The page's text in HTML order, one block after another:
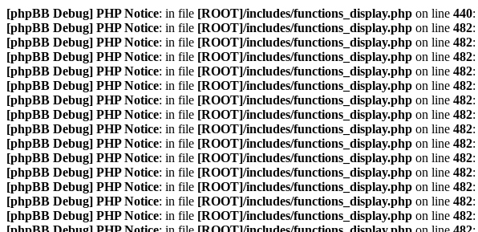
[phpBB Debug] PHP Notice: in file [ROOT]/includes/functions_display.php on line 440:
[phpBB Debug] PHP Notice: in file [ROOT]/includes/functions_display.php on line 482:
[phpBB Debug] PHP Notice: in file [ROOT]/includes/functions_display.php on line 482:
[phpBB Debug] PHP Notice: in file [ROOT]/includes/functions_display.php on line 482:
[phpBB Debug] PHP Notice: in file [ROOT]/includes/functions_display.php on line 482:
[phpBB Debug] PHP Notice: in file [ROOT]/includes/functions_display.php on line 482:
[phpBB Debug] PHP Notice: in file [ROOT]/includes/functions_display.php on line 482:
[phpBB Debug] PHP Notice: in file [ROOT]/includes/functions_display.php on line 482:
[phpBB Debug] PHP Notice: in file [ROOT]/includes/functions_display.php on line 482:
[phpBB Debug] PHP Notice: in file [ROOT]/includes/functions_display.php on line 482:
[phpBB Debug] PHP Notice: in file [ROOT]/includes/functions_display.php on line 482:
[phpBB Debug] PHP Notice: in file [ROOT]/includes/functions_display.php on line 482:
[phpBB Debug] PHP Notice: in file [ROOT]/includes/functions_display.php on line 482:
[phpBB Debug] PHP Notice: in file [ROOT]/includes/functions_display.php on line 482:
[phpBB Debug] PHP Notice: in file [ROOT]/includes/functions_display.php on line 482: